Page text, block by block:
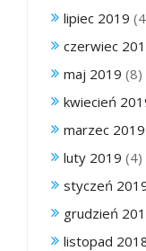
lipiec 2019
czerwiec
maj 2019 (8)
kwiecień
marzec 2019
luty 2019 (4)
styczeń
grudzień
listopad